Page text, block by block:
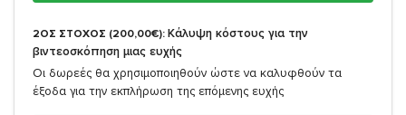
2ΟΣ ΣΤΟΧΟΣ (200,00€): Κάλυψη κόστους για την
βιντεοσκόπηση μιας ευχής
Οι δωρεές θα χρησιμοποιηθούν ώστε να καλυφθούν τα
έξοδα για την εκπλήρωση της επόμενης ευχής